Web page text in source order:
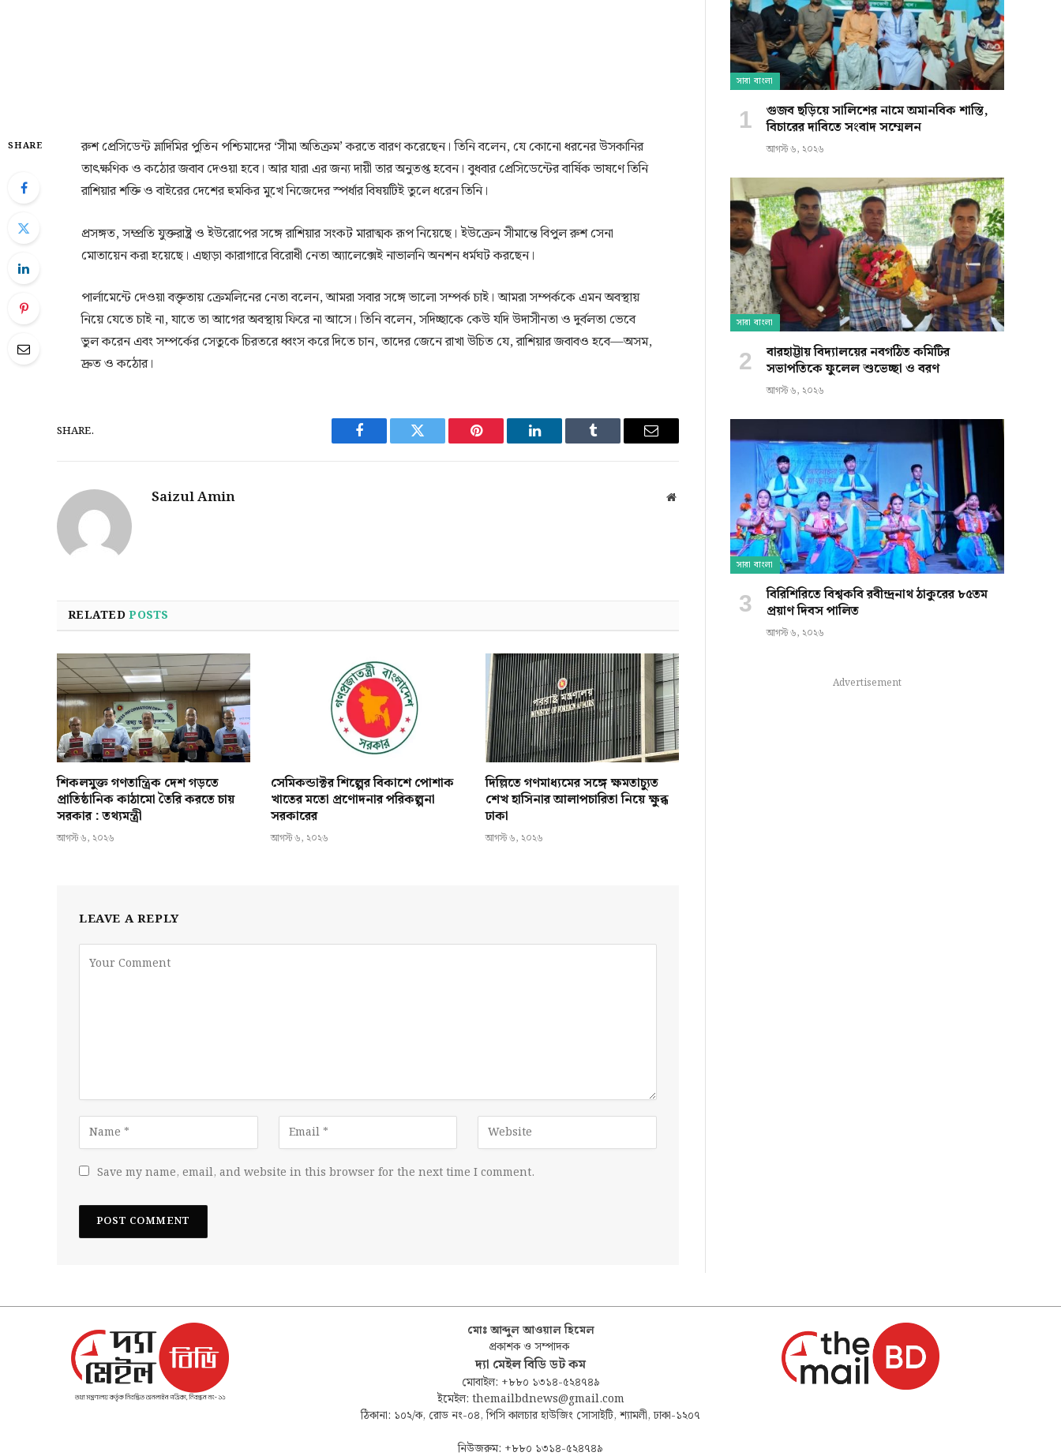
SHARE
রুশ প্রেসিডেন্ট ভ্লাদিমির পুতিন পশ্চিমাদের ‘সীমা অতিক্রম’ করতে বারণ করেছেন। তিনি বলেন, যে কোনো ধরনের উসকানির
তাৎক্ষণিক ও কঠোর জবাব দেওয়া হবে। আর যারা এর জন্য দায়ী তার অনুতপ্ত হবেন। বুধবার প্রেসিডেন্টের বার্ষিক ভাষণে তিনি
রাশিয়ার শক্তি ও বাইরের দেশের হুমকির মুখে নিজেদের স্পর্ধার বিষয়টিই তুলে ধরেন তিনি।
প্রসঙ্গত, সম্প্রতি যুক্তরাষ্ট্র ও ইউরোপের সঙ্গে রাশিয়ার সংকট মারাত্মক রূপ নিয়েছে। ইউক্রেন সীমান্তে বিপুল রুশ সেনা
মোতায়েন করা হয়েছে। এছাড়া কারাগারে বিরোধী নেতা অ্যালেক্সেই নাভালনি অনশন ধর্মঘট করছেন।
পার্লামেন্টে দেওয়া বক্তৃতায় ক্রেমলিনের নেতা বলেন, আমরা সবার সঙ্গে ভালো সম্পর্ক চাই। আমরা সম্পর্ককে এমন অবস্থায়
নিয়ে যেতে চাই না, যাতে তা আগের অবস্থায় ফিরে না আসে। তিনি বলেন, সদিচ্ছাকে কেউ যদি উদাসীনতা ও দুর্বলতা ভেবে
ভুল করেন এবং সম্পর্কের সেতুকে চিরতরে ধ্বংস করে দিতে চান, তাদের জেনে রাখা উচিত যে, রাশিয়ার জবাবও হবে—অসম,
দ্রুত ও কঠোর।
SHARE.
Facebook Twitter Pinterest LinkedIn Tumblr Email
Saizul Amin Website
RELATEDPOSTS
শিকলমুক্ত গণতান্ত্রিক দেশ গড়তে
প্রাতিষ্ঠানিক কাঠামো তৈরি করতে চায়
সরকার : তথ্যমন্ত্রী
আগস্ট ৬, ২০২৬
সেমিকন্ডাক্টর শিল্পের বিকাশে পোশাক
খাতের মতো প্রণোদনার পরিকল্পনা
সরকারের
আগস্ট ৬, ২০২৬
দিল্লিতে গণমাধ্যমের সঙ্গে ক্ষমতাচ্যুত
শেখ হাসিনার আলাপচারিতা নিয়ে ক্ষুব্ধ
ঢাকা
আগস্ট ৬, ২০২৬
LEAVE A REPLY
Save my name, email, and website in this browser for the next time I comment.
সারা বাংলা
গুজব ছড়িয়ে সালিশের নামে অমানবিক শাস্তি,
বিচারের দাবিতে সংবাদ সম্মেলন
আগস্ট ৬, ২০২৬
সারা বাংলা
বারহাট্টায় বিদ্যালয়ের নবগঠিত কমিটির
সভাপতিকে ফুলেল শুভেচ্ছা ও বরণ
আগস্ট ৬, ২০২৬
সারা বাংলা
বিরিশিরিতে বিশ্বকবি রবীন্দ্রনাথ ঠাকুরের ৮৫তম
প্রয়াণ দিবস পালিত
আগস্ট ৬, ২০২৬
Advertisement
মোঃ আব্দুল আওয়াল হিমেল
প্রকাশক ও সম্পাদক
দ্যা মেইল বিডি ডট কম
মোবাইল: +৮৮০ ১৩১৪-৫২৪৭৪৯
ইমেইল: themailbdnews@gmail.com
ঠিকানা: ১০২/ক, রোড নং-০৪, পিসি কালচার হাউজিং সোসাইটি, শ্যামলী, ঢাকা-১২০৭
নিউজরুম: +৮৮০ ১৩১৪-৫২৪৭৪৯